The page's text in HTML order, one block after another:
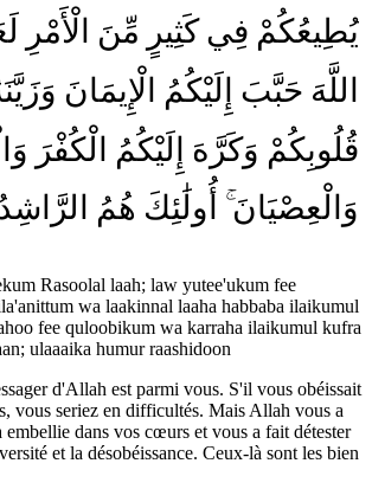
يُطِيعُكُمْ فِي كَثِيرٍ مِّنَ الْأَمْرِ
اللَّهَ حَبَّبَ إِلَيْكُمُ الْإِيمَانَ
قُلُوبِكُمْ وَكَرَّهَ إِلَيْكُمُ الْكُفْرَ
وَالْعِصْيَانَ
أُولَٰئِكَ هُمُ
Rasoolal laah; law yutee'ukum fee
wa laakinnal laaha habbaba ilaikumul
fee quloobikum wa karraha ilaikumul kufra
ulaaaika humur raashidoon
d'Allah est parmi vous. S'il vous obéissait
vous seriez en difficultés. Mais Allah vous a
dans vos cœurs et vous a fait détester
et la désobéissance. Ceux-là sont les bien